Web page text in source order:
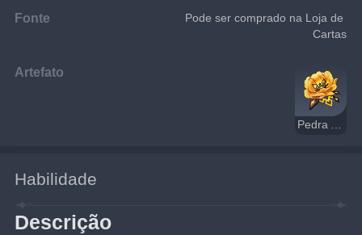
Fonte
Pode ser comprado na Loja de
Cartas
Artefato
Pedra Arcaica
Habilidade
Descrição